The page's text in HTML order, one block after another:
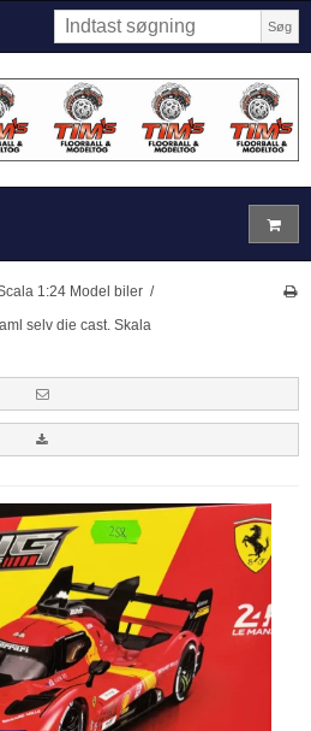
Søg
1:24 Model biler /
selv die cast. Skala